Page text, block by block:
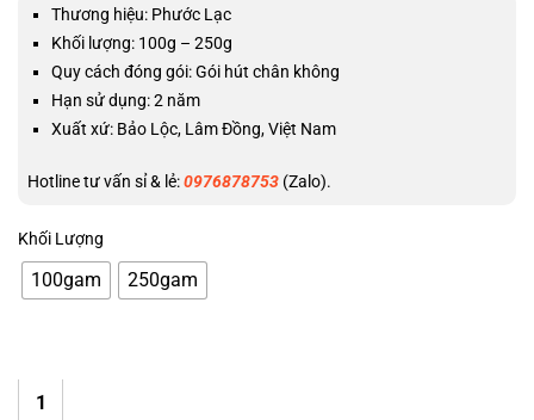
Thương hiệu: Phước Lạc
Khối lượng: 100g – 250g
Quy cách đóng gói: Gói hút chân không
Hạn sử dụng: 2 năm
Xuất xứ: Bảo Lộc, Lâm Đồng, Việt Nam
Hotline tư vấn sỉ & lẻ:0976878753 (Zalo).
Khối Lượng
100gam 250gam